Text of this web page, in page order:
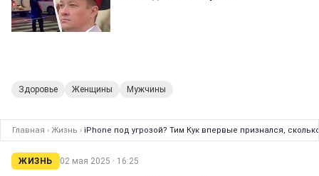
Здоровье Женщины Мужчины
Главная › Жизнь › iPhone под угрозой? Тим Кук впервые признался,
ЖИЗНЬ 02 мая 2025 · 16:25